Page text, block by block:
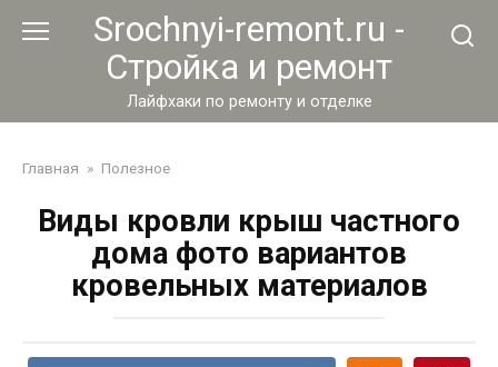
Srochnyi-remont.ru -
Стройка и ремонт
Лайфхаки по ремонту и отделке
Главная » Полезное
Виды кровли крыш частного
дома фото вариантов
кровельных материалов